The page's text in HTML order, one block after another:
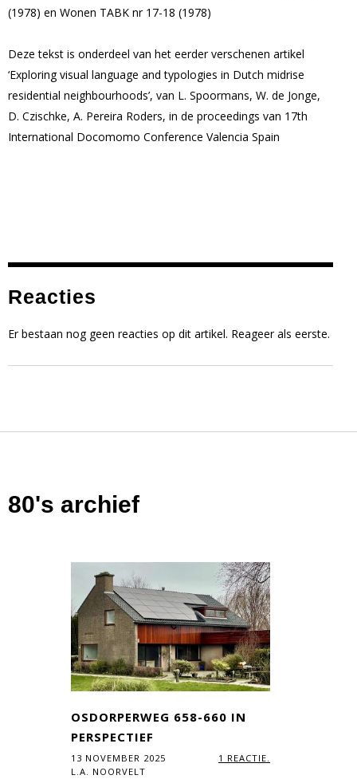
(1978) en Wonen TABK nr 17-18 (1978)
Deze tekst is onderdeel van het eerder verschenen artikel
‘Exploring visual language and typologies in Dutch midrise
residential neighbourhoods’, van L. Spoormans, W. de Jonge,
D. Czischke, A. Pereira Roders, in de proceedings van 17th
International Docomomo Conference Valencia Spain
Reacties
Er bestaan nog geen reacties op dit artikel. Reageer als eerste.
80's archief
OSDORPERWEG 658-660 IN
PERSPECTIEF
13 NOVEMBER 2025
1 REACTIE.
L.A. NOORVELT